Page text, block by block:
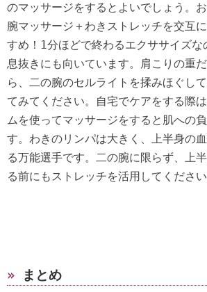
のマッサージをするとよいでしょう。
腕マッサージ＋わきストレッチを交互
すめ！1分ほどで終わるエクササイズ
息抜きにも向いています。肩こりの重
ら、二の腕のセルライトを揉みほぐし
てみてください。自宅でケアをする際
ムを使ってマッサージをすると肌への
す。わきのリンパは大きく、上半身の
る万能選手です。二の腕に限らず、上
る前にもストレッチを活用してください
» まとめ